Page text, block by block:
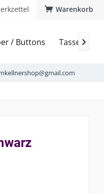
Warenkorb
/ Buttons Tassen &
